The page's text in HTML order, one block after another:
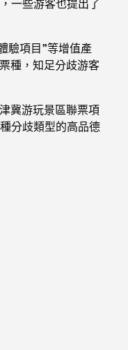
一些游客也提出了
驗項目”等增值產
種，知足分歧游客
冀游玩景區聯票項
分歧類型的高品德